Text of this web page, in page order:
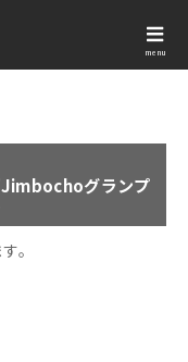
menu
Jimbochoグランプ
。